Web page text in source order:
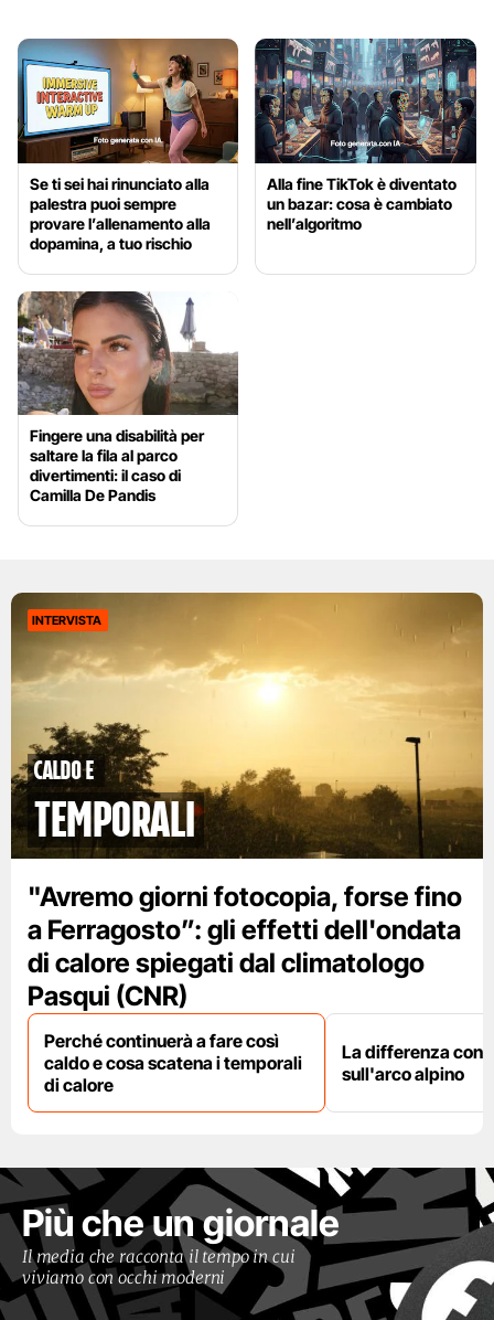
Se ti sei hai rinunciato alla
palestra puoi sempre
provare l’allenamento alla
dopamina, a tuo rischio
Alla fine TikTok è diventato
un bazar: cosa è cambiato
nell’algoritmo
Fingere una disabilità per
saltare la fila al parco
divertimenti: il caso di
Camilla De Pandis
INTERVISTA
caldo e
temporali
"Avremo giorni fotocopia, forse fino
a Ferragosto”: gli effetti dell'ondata
di calore spiegati dal climatologo
Pasqui (CNR)
Perché continuerà a fare così
caldo e cosa scatena i temporali
di calore
La differenza con
sull'arco alpino
Più che un giornale
Il media che racconta il tempo in cui
viviamo con occhi moderni